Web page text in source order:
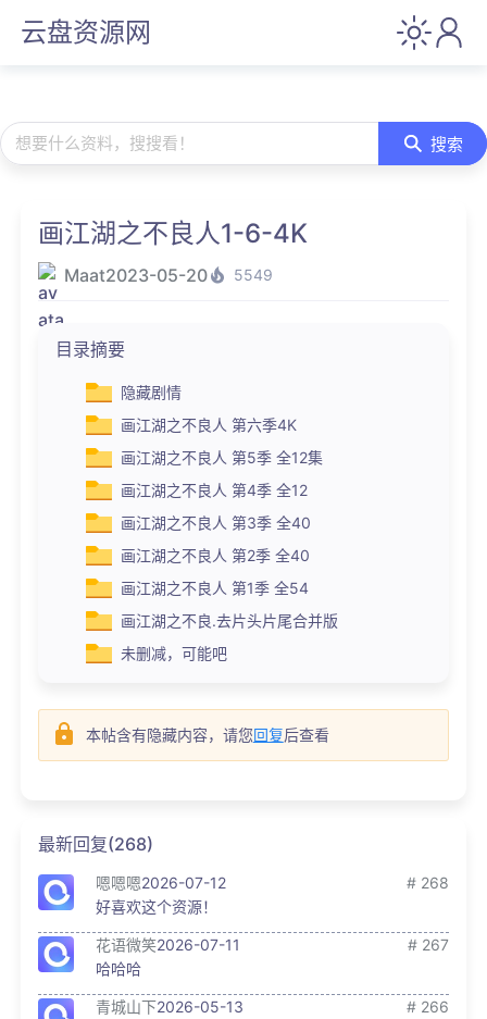
云盘资源网
想要什么资料，搜搜看！ 搜索
画江湖之不良人1-6-4K
Maat2023-05-20 5549
目录摘要
隐藏剧情
画江湖之不良人 第六季4K
画江湖之不良人 第5季 全12集
画江湖之不良人 第4季 全12
画江湖之不良人 第3季 全40
画江湖之不良人 第2季 全40
画江湖之不良人 第1季 全54
画江湖之不良.去片头片尾合并版
未删减，可能吧
本帖含有隐藏内容，请您回复后查看
最新回复(268)
嗯嗯嗯2026-07-12
# 268
好喜欢这个资源！
花语微笑2026-07-11
# 267
哈哈哈
青城山下2026-05-13
# 266